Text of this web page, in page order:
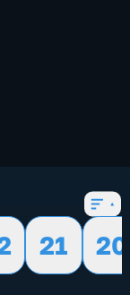
21
20